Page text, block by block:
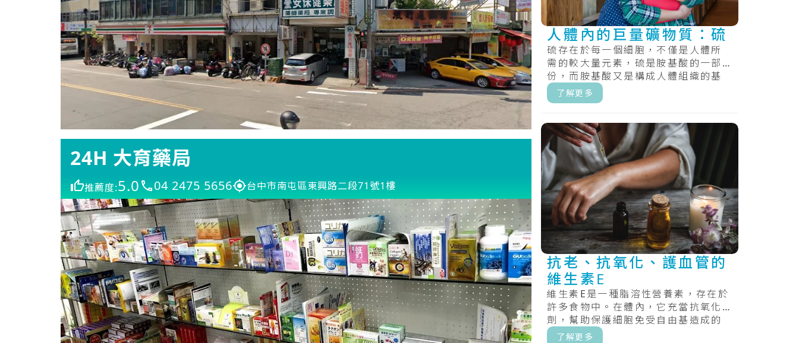
24H 大育藥局
推薦度:5.0 04 2475 5656 台中市南屯區東興路二段71號1樓
人體內的巨量礦物質：硫
硫存在於每一個細胞，不僅是人體所
需的較大量元素，硫是胺基酸的一部
份，而胺基酸又是構成人體組織的基
礎物質。而且有助於維護皮膚、頭髮
及指甲的.....
了解更多
抗老、抗氧化、護血管的
維生素E
維生素E是一種脂溶性營養素，存在於
許多食物中。在體內，它充當抗氧化
劑，幫助保護細胞免受自由基造成的
損害，維持體內氧化還原的平衡。.....
了解更多